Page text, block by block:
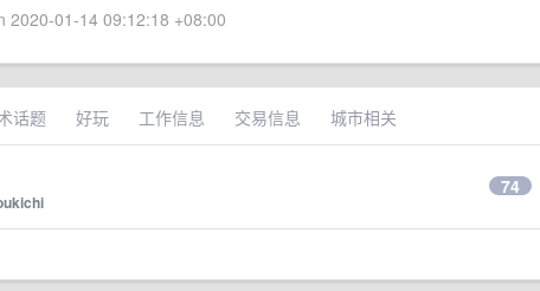
2020-01-14 09:12:18 +08:00
话题 好玩 工作信息 交易信息 城市相关
74